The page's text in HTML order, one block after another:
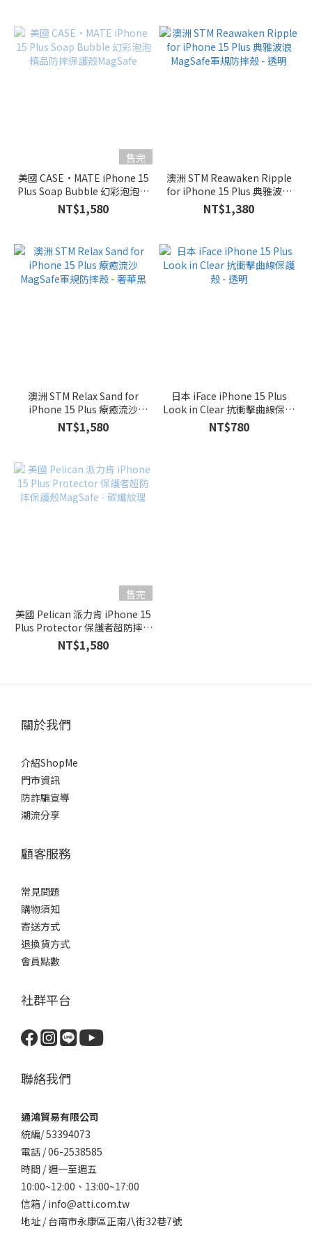
花
卉
(1)
(4)
SURITCH
蘇黎世
(1)
(1)
售完
美國 CASE·MATE iPhone 15
Plus Soap Bubble 幻彩泡泡精
品防摔保護殼MagSafe
NT$1,580
澳洲 STM Reawaken Ripple
for iPhone 15 Plus 典雅波浪
MagSafe軍規防摔殼 - 透明
NT$1,380
澳洲 STM Relax Sand for
iPhone 15 Plus 療癒流沙
MagSafe軍規防摔殼 - 奢華黑
NT$1,580
日本 iFace iPhone 15 Plus
Look in Clear 抗衝擊曲線保護
殼 - 透明
NT$780
售完
美國 Pelican 派力肯 iPhone 15
Plus Protector 保護者超防摔保
護殼MagSafe - 碳纖紋理
NT$1,580
關於我們
介紹ShopMe
門市資訊
防詐騙宣導
潮流分享
顧客服務
常見問題
購物須知
寄送方式
退換貨方式
會員點數
社群平台
聯絡我們
通鴻貿易有限公司
統編/ 53394073
電話 / 06-2538585
時間 / 週一至週五
10:00~12:00、 13:00~17:00
信箱 / info@atti.com.tw
地址 / 台南市永康區正南八街32巷7號